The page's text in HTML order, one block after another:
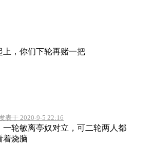
上，你们下轮再赌一把
表于 2020-9-5 22:16
一轮敏离亭奴对立，可二轮两人都
着烧脑